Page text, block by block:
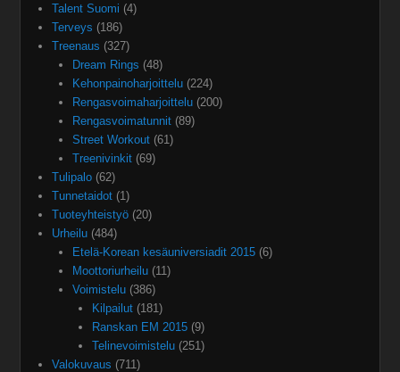
Talent Suomi (4)
Terveys (186)
Treenaus (327)
Dream Rings (48)
Kehonpainoharjoittelu(224)
Rengasvoimaharjoittelu(200)
Rengasvoimatunnit(89)
Street Workout(61)
Treenivinkit(69)
Tulipalo (62)
Tunnetaidot (1)
Tuoteyhteistyö (20)
Urheilu (484)
Etelä-Korean kesäuniversiadit 2015(6)
Moottoriurheilu(11)
Voimistelu(386)
Kilpailut (181)
Ranskan EM 2015 (9)
Telinevoimistelu (251)
Valokuvaus (711)